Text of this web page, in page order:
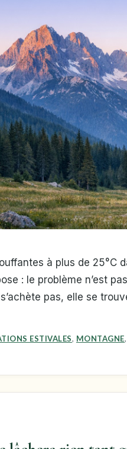
à plus de 25°C
: le problème n’est
pas, elle se
ESTIVALES, MONTAGNE,